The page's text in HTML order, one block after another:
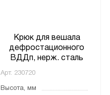
Крюк для вешала
дефростационного
ВДДп, нерж. сталь
Арт. 230720
Высота, мм